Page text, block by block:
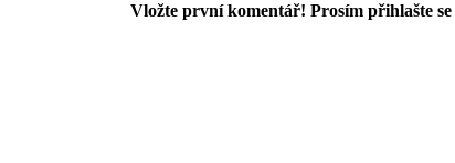
Vložte první komentář! Prosím přihlašte